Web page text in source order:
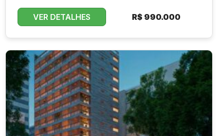
VER DETALHES R$ 990.000